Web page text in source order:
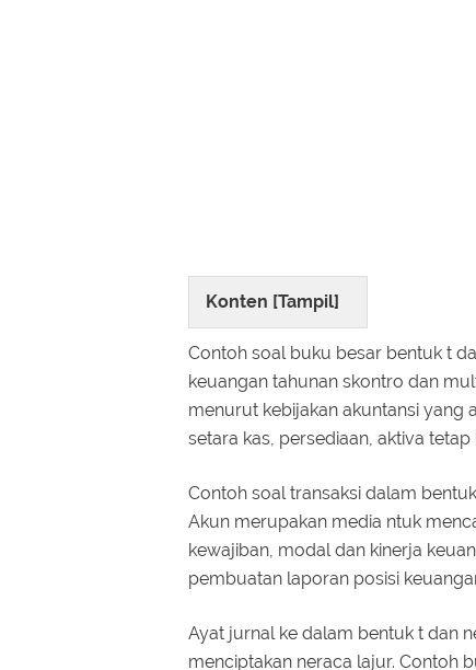
Konten [Tampil]
Contoh soal buku besar bentuk t
keuangan tahunan skontro dan
menurut kebijakan akuntansi yang
setara kas, persediaan, aktiva
Contoh soal transaksi dalam
Akun merupakan media ntuk
kewajiban, modal dan kinerja
pembuatan laporan posisi
Ayat jurnal ke dalam bentuk t dan
menciptakan neraca lajur. Contoh